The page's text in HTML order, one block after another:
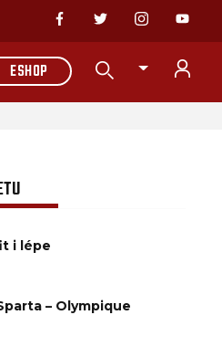
ESHOP
i lépe
– Olympique